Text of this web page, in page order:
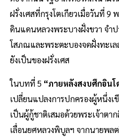
ฝรั่งเศสที่กรุงโตเกียวเมื่อวันที่ 9
ดินแดนหลวงพระบางฝั่งขวา จำ
โสภณและพระตะบองจดฝั่งทะเ
ยังเป็นของฝรั่งเศส
ในบทที่ 5 “ภายหลังสงบศึกอินโ
เปลี่ยนแปลงการปกครองผู้หนึ่งเ
เป็นผู้กู้ชาติเสมอด้วยพระเจ้าตา
เลื่อนยศหลวงพิบูลฯ จากนายพล